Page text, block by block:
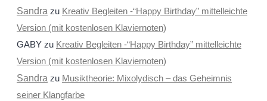
Sandra zu Kreativ Begleiten -“Happy Birthday” mittelleichte
Version (mit kostenlosen Klaviernoten)
GABYzu Kreativ Begleiten -“Happy Birthday” mittelleichte
Version (mit kostenlosen Klaviernoten)
Sandra zu Musiktheorie: Mixolydisch – das Geheimnis
seiner Klangfarbe